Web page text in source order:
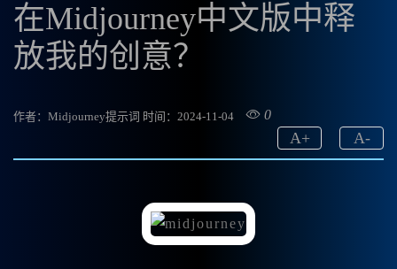
在Midjourney中文版中释
放我的创意？
作者：Midjourney提示词 时间：2024-11-04 0
A-
A+